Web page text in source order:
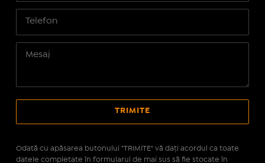
Odată cu apăsarea butonului "TRIMITE" vă daţi acordul ca toate
datele completate în formularul de mai sus să fie stocate în